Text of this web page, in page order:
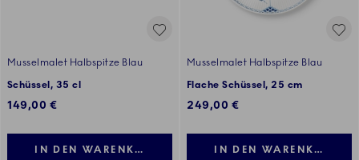
Musselmalet Halbspitze Blau
Schüssel, 35 cl
149,00 €
IN DEN WARENKORB LEGEN
Musselmalet Halbspitze Blau
Flache Schüssel, 25 cm
249,00 €
IN DEN WARENKORB